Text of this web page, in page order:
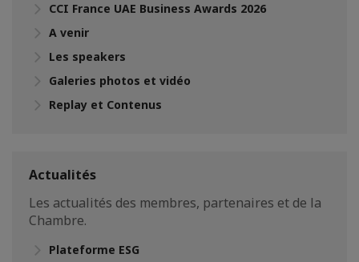
CCI France UAE Business Awards 2026
A venir
Les speakers
Galeries photos et vidéo
Replay et Contenus
Actualités
Les actualités des membres, partenaires et de la
Chambre.
Plateforme ESG